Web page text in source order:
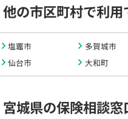
他の市区町村で利
塩竈市 多賀城市
仙台市
大和町
宮城県の保険相談